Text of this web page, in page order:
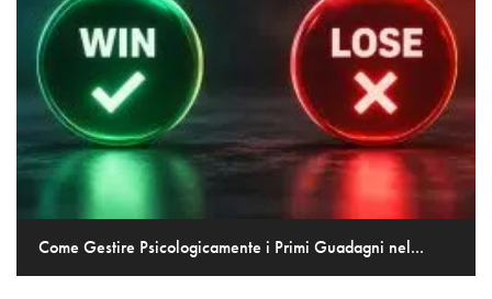
Come Gestire Psicologicamente i Primi Guadagni nel...